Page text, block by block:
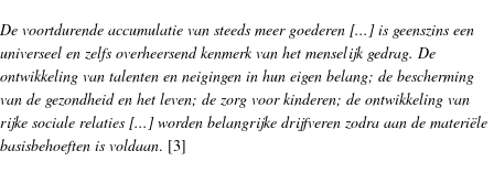
De voortdurende accumulatie van steeds meer goederen [...] is geenszins een
universeel en zelfs overheersend kenmerk van het menselijk gedrag. De
ontwikkeling van talenten en neigingen in hun eigen belang; de bescherming
van de gezondheid en het leven; de zorg voor kinderen; de ontwikkeling van
rijke sociale relaties [...] worden belangrijke drijfveren zodra aan de materiële
basisbehoeften is voldaan. [3]